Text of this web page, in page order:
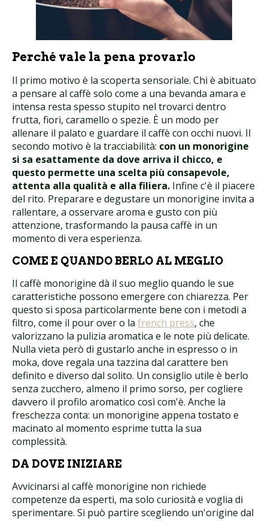
Perché vale la pena provarlo
Il primo motivo è la scoperta sensoriale. Chi è abituato
a pensare al caffè solo come a una bevanda amara e
intensa resta spesso stupito nel trovarci dentro
frutta, fiori, caramello o spezie. È un modo per
allenare il palato e guardare il caffè con occhi nuovi. Il
secondo motivo è la tracciabilità: con un monorigine
si sa esattamente da dove arriva il chicco, e
questo permette una scelta più consapevole,
attenta alla qualità e alla filiera. Infine c'è il piacere
del rito. Preparare e degustare un monorigine invita a
rallentare, a osservare aroma e gusto con più
attenzione, trasformando la pausa caffè in un
momento di vera esperienza.
COME E QUANDO BERLO AL MEGLIO
Il caffè monorigine dà il suo meglio quando le sue
caratteristiche possono emergere con chiarezza. Per
questo si sposa particolarmente bene con i metodi a
filtro, come il pour over o la french press, che
valorizzano la pulizia aromatica e le note più delicate.
Nulla vieta però di gustarlo anche in espresso o in
moka, dove regala una tazzina dal carattere ben
definito e diverso dal solito. Un consiglio utile è berlo
senza zucchero, almeno il primo sorso, per cogliere
davvero il profilo aromatico così com'è. Anche la
freschezza conta: un monorigine appena tostato e
macinato al momento esprime tutta la sua
complessità.
DA DOVE INIZIARE
Avvicinarsi al caffè monorigine non richiede
competenze da esperti, ma solo curiosità e voglia di
sperimentare. Si può partire scegliendo un'origine dal